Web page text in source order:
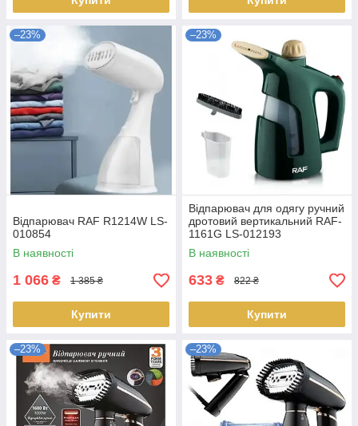
–23%
Відпарювач RAF R1214W LS-
010854
В наявності
1 066 ₴ 1 385 ₴
Купити
–23%
Відпарювач для одягу ручний
дротовий вертикальний RAF-
1161G LS-012193
В наявності
633 ₴ 822 ₴
Купити
–23% –23%